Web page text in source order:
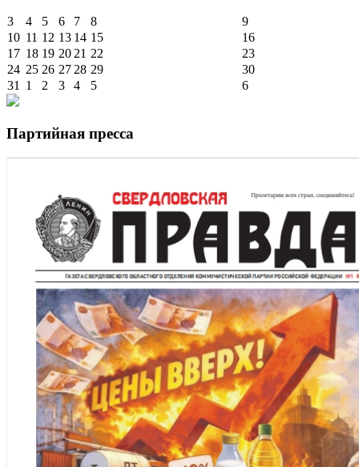
3 4 5 6 7 8
9
10 11 12 13 14 15
16
17 18 19 20 21 22
23
24 25 26 27 28 29
30
31
1 2 3 4 5 6
Партийная пресса